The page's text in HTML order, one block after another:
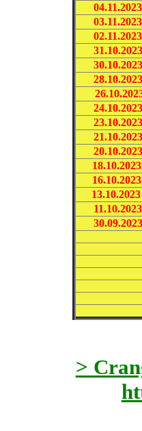
04.11.2023
03.11.2023
02.11.2023
31.10.2023
30.10.2023
28.10.2023
24.10.2023
23.10.2023
21.10.2023
20.10.2023
18.10.2023
16.10.2023
13.10.2023
11.10.2023
30.09.2023
>